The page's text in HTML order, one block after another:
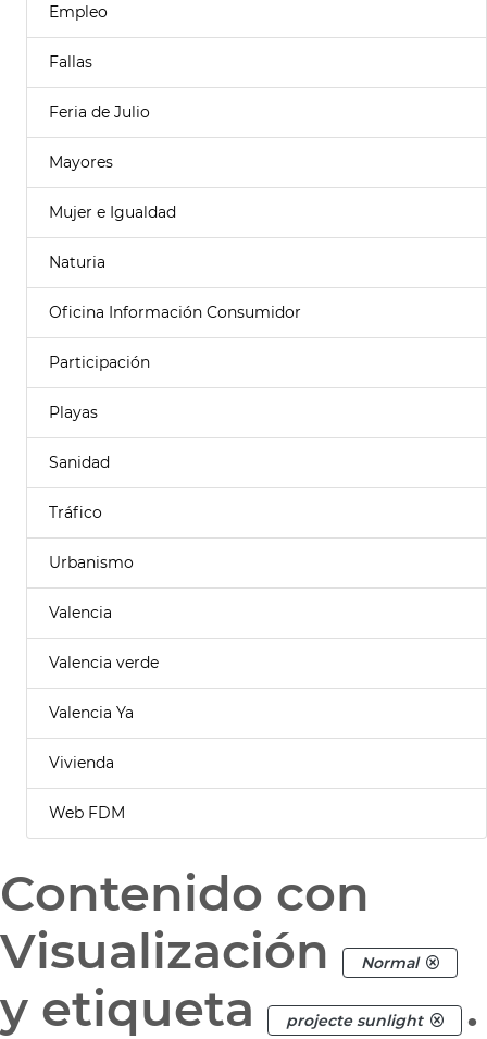
Empleo
Fallas
Feria de Julio
Mayores
Mujer e Igualdad
Naturia
Oficina Información Consumidor
Participación
Playas
Sanidad
Tráfico
Urbanismo
Valencia
Valencia verde
Valencia Ya
Vivienda
Web FDM
Contenido con
Visualización
Normal
y etiqueta projecte sunlight .